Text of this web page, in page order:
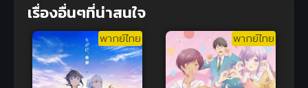
เรื่องอื่นๆที่น่าสนใจ
พากย์ไทย พากย์ไทย